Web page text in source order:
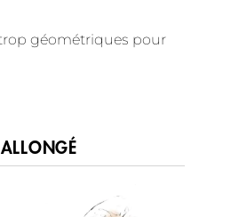
géométriques pour